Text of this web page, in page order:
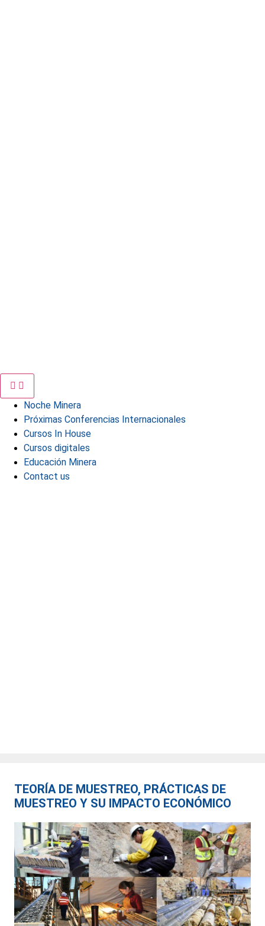
Noche Minera
Próximas Conferencias Internacionales
Cursos In House
Cursos digitales
Educación Minera
Contact us
TEORÍA DE MUESTREO, PRÁCTICAS DE
MUESTREO Y SU IMPACTO ECONÓMICO